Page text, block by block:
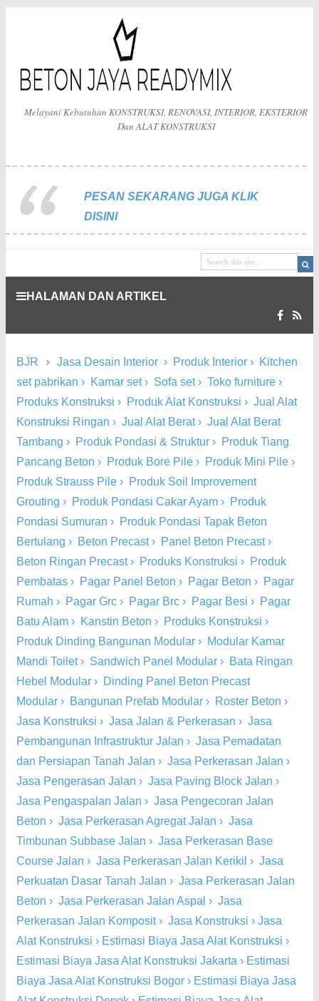
Melayani Kebutuhan KONSTRUKSI, RENOVASI, INTERIOR, EKSTERIOR
Dan ALAT KONSTRUKSI
PESAN SEKARANG JUGA KLIK
DISINI
HALAMAN DAN ARTIKEL
BJR › Jasa Desain Interior › Produk Interior › Kitchen
set pabrikan › Kamar set› Sofa set› Toko furniture ›
Produks Konstruksi › Produk Alat Konstruksi › Jual Alat
Konstruksi Ringan › Jual Alat Berat› Jual Alat Berat
Tambang › Produk Pondasi & Struktur › Produk Tiang
Pancang Beton › Produk Bore Pile › Produk Mini Pile ›
Produk Strauss Pile › Produk Soil Improvement
Grouting › Produk Pondasi Cakar Ayam › Produk
Pondasi Sumuran › Produk Pondasi Tapak Beton
Bertulang › Beton Precast› Panel Beton Precast›
Beton Ringan Precast› Produks Konstruksi › Produk
Pembatas › Pagar Panel Beton › Pagar Beton › Pagar
Rumah › Pagar Grc › Pagar Brc › Pagar Besi › Pagar
Batu Alam › Kanstin Beton › Produks Konstruksi ›
Produk Dinding Bangunan Modular › Modular Kamar
Mandi Toilet› Sandwich Panel Modular › Bata Ringan
Hebel Modular › Dinding Panel Beton Precast
Modular › Bangunan Prefab Modular › Roster Beton ›
Jasa Konstruksi › Jasa Jalan & Perkerasan › Jasa
Pembangunan Infrastruktur Jalan › Jasa Pemadatan
dan Persiapan Tanah Jalan › Jasa Perkerasan Jalan ›
Jasa Pengerasan Jalan › Jasa Paving Block Jalan ›
Jasa Pengaspalan Jalan › Jasa Pengecoran Jalan
Beton › Jasa Perkerasan Agregat Jalan › Jasa
Timbunan Subbase Jalan › Jasa Perkerasan Base
Course Jalan › Jasa Perkerasan Jalan Kerikil › Jasa
Perkuatan Dasar Tanah Jalan › Jasa Perkerasan Jalan
Beton › Jasa Perkerasan Jalan Aspal › Jasa
Perkerasan Jalan Komposit› Jasa Konstruksi › Jasa
Alat Konstruksi › Estimasi Biaya Jasa Alat Konstruksi ›
Estimasi Biaya Jasa Alat Konstruksi Jakarta › Estimasi
Biaya Jasa Alat Konstruksi Bogor › Estimasi Biaya Jasa